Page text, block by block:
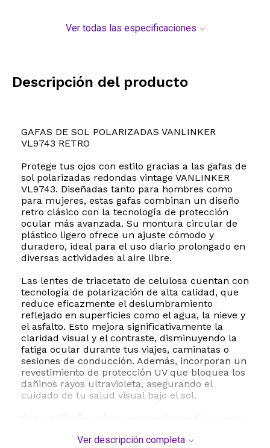
Ver todas las especificaciones
Descripción del producto
GAFAS DE SOL POLARIZADAS VANLINKER
VL9743 RETRO
Protege tus ojos con estilo gracias a las gafas de
sol polarizadas redondas vintage VANLINKER
VL9743. Diseñadas tanto para hombres como
para mujeres, estas gafas combinan un diseño
retro clásico con la tecnología de protección
ocular más avanzada. Su montura circular de
plástico ligero ofrece un ajuste cómodo y
duradero, ideal para el uso diario prolongado en
diversas actividades al aire libre.
Las lentes de triacetato de celulosa cuentan con
tecnología de polarización de alta calidad, que
reduce eficazmente el deslumbramiento
reflejado en superficies como el agua, la nieve y
el asfalto. Esto mejora significativamente la
claridad visual y el contraste, disminuyendo la
fatiga ocular durante tus viajes, caminatas o
sesiones de conducción. Además, incorporan un
revestimiento de protección UV que bloquea los
dañinos rayos ultravioleta, asegurando el
cuidado de tu salud visual bajo el sol.
tipos de rostro. Son el accesorio ideal para
Ver descripción completa